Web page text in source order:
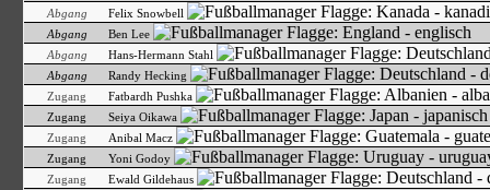
Abgang
Felix Snowbell
Abgang
Ben Lee
Abgang
Hans-Hermann Stahl
Abgang
Randy Hecking
Zugang
Fatbardh Pushka
Zugang
Seiya Oikawa
Zugang
Anibal Macz
Zugang
Yoni Godoy
Zugang
Ewald Gildehaus